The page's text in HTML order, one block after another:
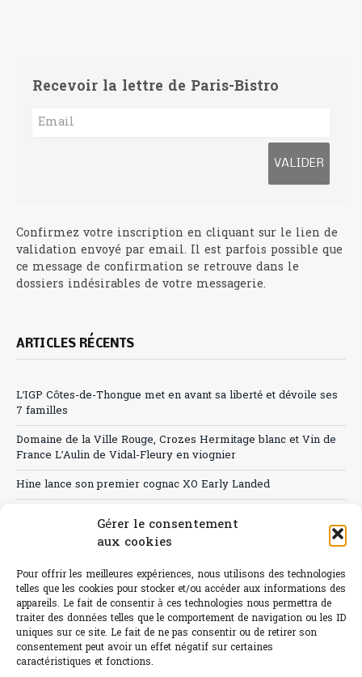
Gérer le consentement
aux cookies
Pour offrir les meilleures expériences, nous utilisons des technologies
telles que les cookies pour stocker et/ou accéder aux informations des
appareils. Le fait de consentir à ces technologies nous permettra de
traiter des données telles que le comportement de navigation ou les ID
uniques sur ce site. Le fait de ne pas consentir ou de retirer son
consentement peut avoir un effet négatif sur certaines
caractéristiques et fonctions.
Recevoir la lettre de Paris-Bistro
Confirmez votre inscription en cliquant sur le lien de
validation envoyé par email. Il est parfois possible que
ce message de confirmation se retrouve dans le
dossiers indésirables de votre messagerie.
ARTICLES RÉCENTS
L’IGP Côtes-de-Thongue met en avant sa liberté et dévoile ses
7 familles
Domaine de la Ville Rouge, Crozes Hermitage blanc et Vin de
France L’Aulin de Vidal-Fleury en viognier
Hine lance son premier cognac XO Early Landed
Sélection de rosés 2026
L'abus d'alcool est dangereux pour la santé.